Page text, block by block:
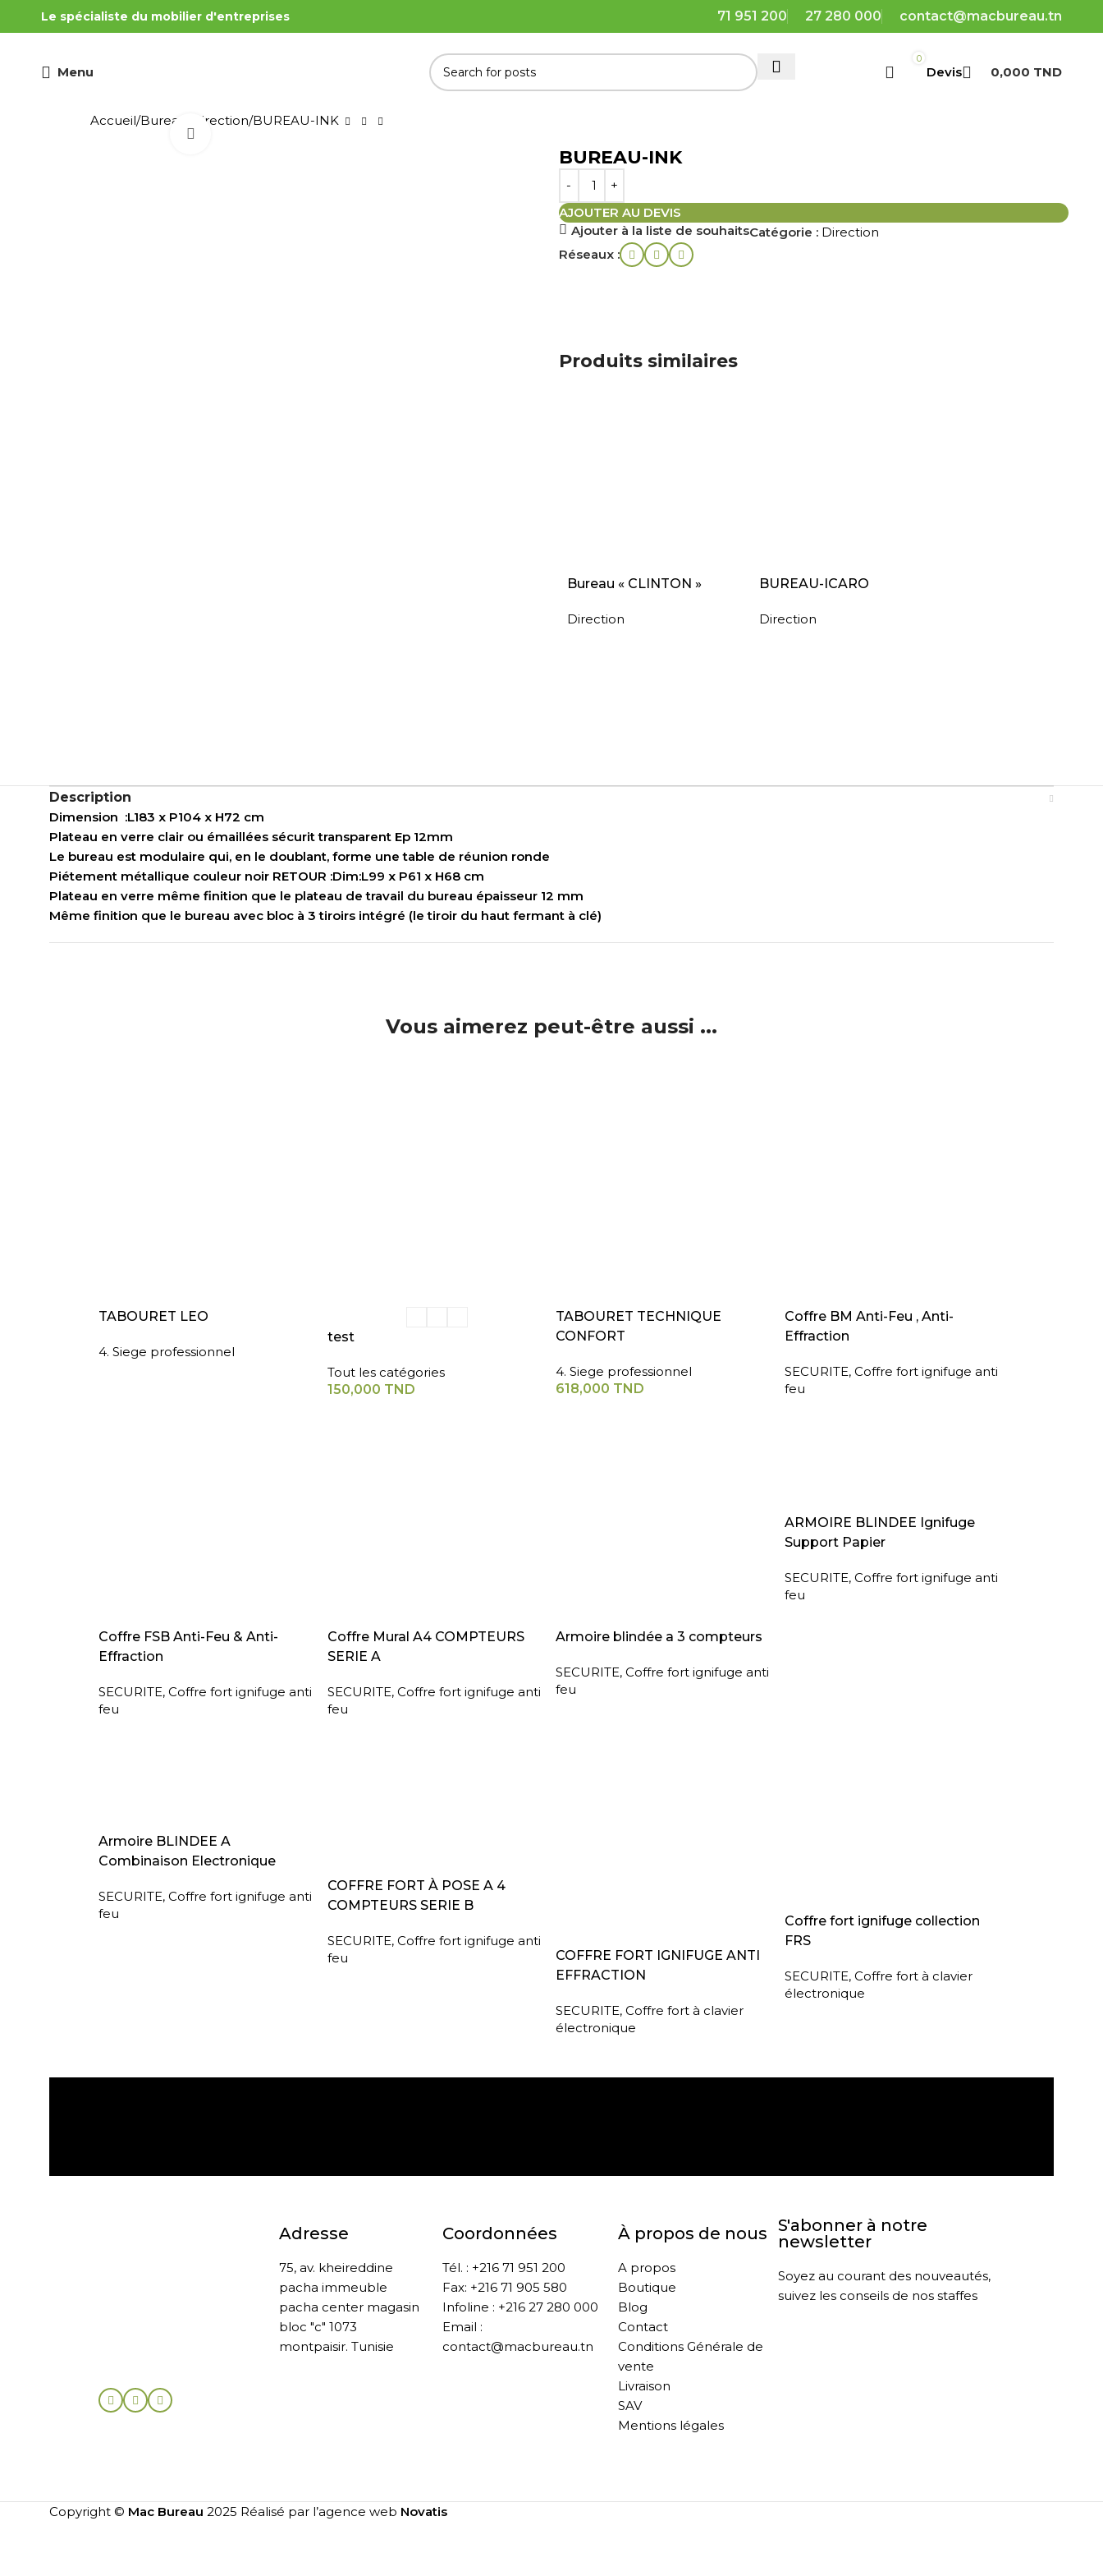
Le spécialiste du mobilier d'entreprises 71 951 200 27 280 000 contact@macbureau.tn
Menu
0
0,000 TND
Accueil Bureau Direction BUREAU-INK
BUREAU-INK
AJOUTER AU DEVIS
Ajouter à la liste de souhaitsCatégorie : Direction
Réseaux :
Produits similaires
Bureau « CLINTON »
Direction
BUREAU-ICARO
Direction
Description
Dimension :L183 x P104 x H72 cm
Plateau en verre clair ou émaillées sécurit transparent Ep 12mm
Le bureau est modulaire qui, en le doublant, forme une table de réunion ronde
Piétement métallique couleur noir RETOUR :Dim:L99 x P61 x H68 cm
Plateau en verre même finition que le plateau de travail du bureau épaisseur 12 mm
Même finition que le bureau avec bloc à 3 tiroirs intégré (le tiroir du haut fermant à clé)
Vous aimerez peut-être aussi ...
LIRE LA SUITE
TABOURET LEO
4. Siege professionnel
test
Tout les catégories
150,000 TND
AJOUTER AU PANIER
TABOURET TECHNIQUE
CONFORT
4. Siege professionnel
618,000 TND
AJOUTER AU PANIER
Coffre BM Anti-Feu , Anti-
Effraction
SECURITE, Coffre fort ignifuge anti
feu
LIRE LA SUITE
Coffre FSB Anti-Feu & Anti-
Effraction
SECURITE, Coffre fort ignifuge anti
feu
LIRE LA SUITE
Coffre Mural A4 COMPTEURS
SERIE A
SECURITE, Coffre fort ignifuge anti
feu
LIRE LA SUITE
Armoire blindée a 3 compteurs
SECURITE, Coffre fort ignifuge anti
feu
LIRE LA SUITE
ARMOIRE BLINDEE Ignifuge
Support Papier
SECURITE, Coffre fort ignifuge anti
feu
LIRE LA SUITE
Armoire BLINDEE A
Combinaison Electronique
SECURITE, Coffre fort ignifuge anti
feu
LIRE LA SUITE
COFFRE FORT À POSE A 4
COMPTEURS SERIE B
SECURITE, Coffre fort ignifuge anti
feu
LIRE LA SUITE
COFFRE FORT IGNIFUGE ANTI
EFFRACTION
SECURITE, Coffre fort à clavier
électronique
LIRE LA SUITE
Coffre fort ignifuge collection
FRS
SECURITE, Coffre fort à clavier
électronique
Adresse
75, av. kheireddine
pacha immeuble
pacha center magasin
bloc "c" 1073
montpaisir. Tunisie
Coordonnées
Tél. : +216 71 951 200
Fax: +216 71 905 580
Infoline : +216 27 280 000
Email :
contact@macbureau.tn
À propos de nous
A propos
Boutique
Blog
Contact
Conditions Générale de
vente
Livraison
SAV
Mentions légales
S'abonner à notre
newsletter
Soyez au courant des nouveautés,
suivez les conseils de nos staffes
Copyright © Mac Bureau 2025 Réalisé par l’agence web Novatis